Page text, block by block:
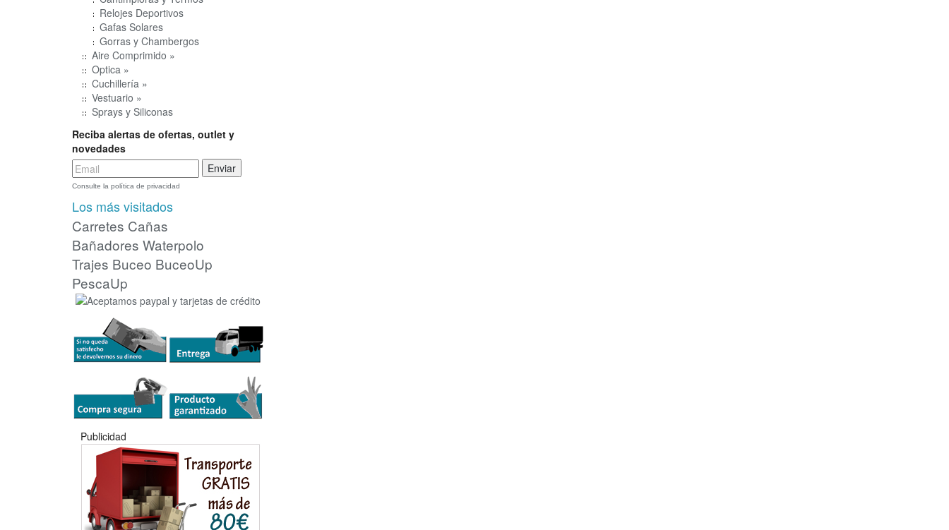
Relojes Deportivos
Gafas Solares
Gorras y Chambergos
Aire Comprimido »
Optica »
Cuchillería »
Vestuario »
Sprays y Siliconas
Reciba alertas de ofertas, outlet y
novedades
Consulte la política de privacidad
Los más visitados
Carretes Cañas
Bañadores Waterpolo
Trajes Buceo BuceoUp
PescaUp
Publicidad